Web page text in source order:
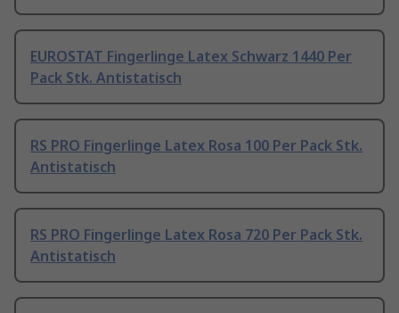
EUROSTAT Fingerlinge Latex Schwarz 1440 Per
Pack Stk. Antistatisch
RS PRO Fingerlinge Latex Rosa 100 Per Pack Stk.
Antistatisch
RS PRO Fingerlinge Latex Rosa 720 Per Pack Stk.
Antistatisch